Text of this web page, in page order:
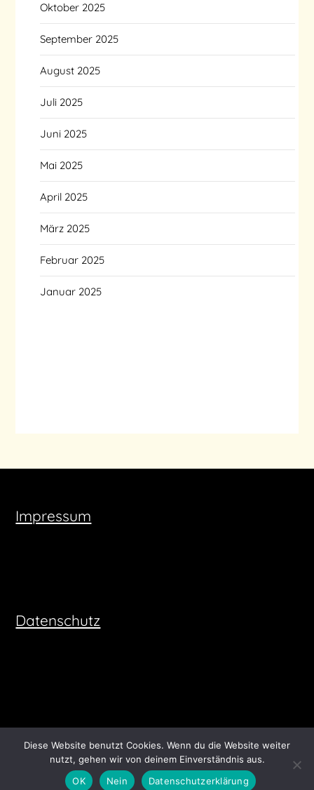
Oktober 2025
September 2025
August 2025
Juli 2025
Juni 2025
Mai 2025
April 2025
März 2025
Februar 2025
Januar 2025
Impressum
Datenschutz
©2026 vinevesttravel
| Built using WordPress and
Responsive Blogilytheme by Superb
Diese Website benutzt Cookies. Wenn du die Website weiter
nutzt, gehen wir von deinem Einverständnis aus.
OK
Nein Datenschutzerklärung